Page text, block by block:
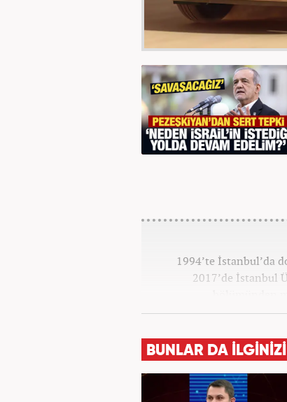
1994’te İstanbul’da
2017’de İstanbul
bölümünden
BUNLAR DA